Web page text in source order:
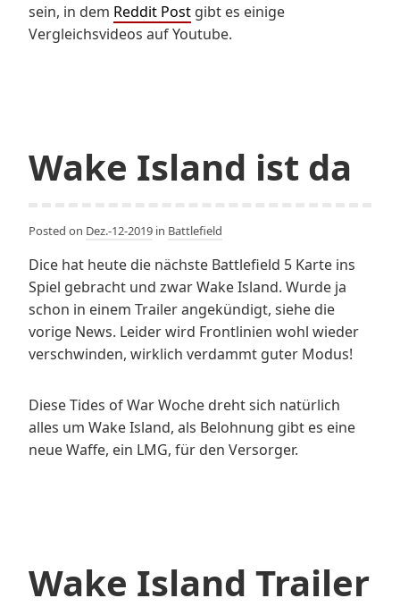
sein, in dem Reddit Post gibt es einige
Vergleichsvideos auf Youtube.
Wake Island ist da
Posted on Dez.-12-2019 in Battlefield
Dice hat heute die nächste Battlefield 5 Karte ins
Spiel gebracht und zwar Wake Island. Wurde ja
schon in einem Trailer angekündigt, siehe die
vorige News. Leider wird Frontlinien wohl wieder
verschwinden, wirklich verdammt guter Modus!
Diese Tides of War Woche dreht sich natürlich
alles um Wake Island, als Belohnung gibt es eine
neue Waffe, ein LMG, für den Versorger.
Wake Island Trailer